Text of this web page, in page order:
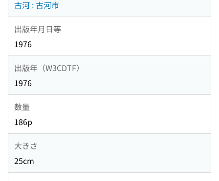
古河 : 古河市
出版年月日等
1976
出版年（W3CDTF）
1976
数量
186p
大きさ
25cm